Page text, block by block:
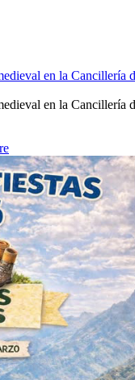
en la Cancillería
en la Cancillería